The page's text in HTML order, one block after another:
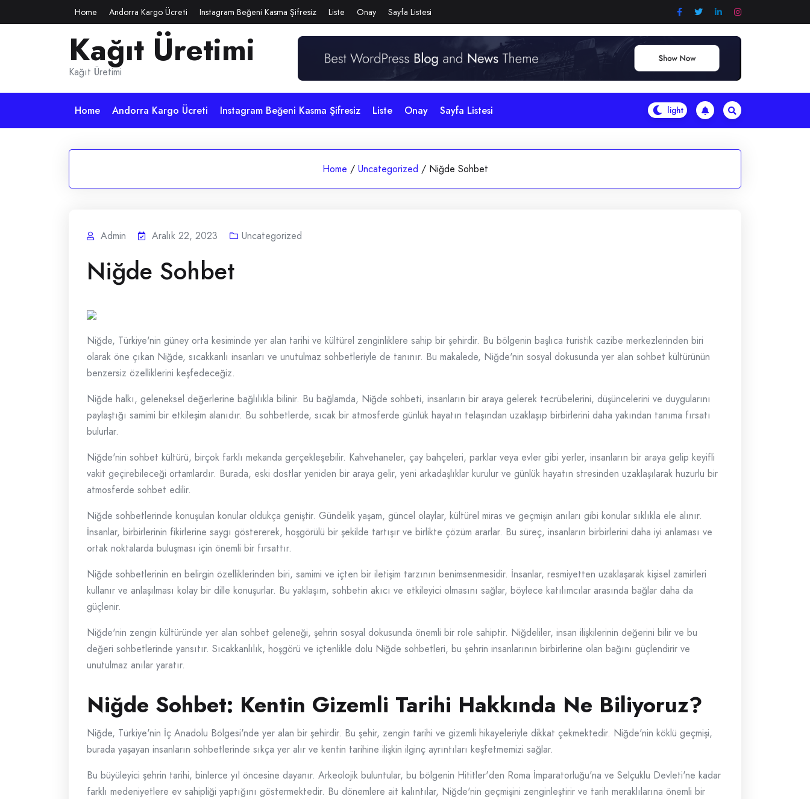
to
Home Andorra Kargo Ücreti Instagram Beğeni Kasma Şifresiz Liste Onay Sayfa Listesi
Kağıt Üretimi
Kağıt Üretimi
Home Andorra Kargo Ücreti Instagram Beğeni Kasma Şifresiz Liste Onay Sayfa Listesi
Home / Uncategorized / Niğde Sohbet
Admin Aralık 22, 2023 Uncategorized
Niğde Sohbet
Niğde, Türkiye'nin güney orta kesiminde yer alan tarihi ve kültürel zenginliklere sahip bir şehirdir. Bu bölgenin başlıca turistik cazibe merkezlerinden biri
olarak öne çıkan Niğde, sıcakkanlı insanları ve unutulmaz sohbetleriyle de tanınır. Bu makalede, Niğde'nin sosyal dokusunda yer alan sohbet kültürünün
benzersiz özelliklerini keşfedeceğiz.
Niğde halkı, geleneksel değerlerine bağlılıkla bilinir. Bu bağlamda, Niğde sohbeti, insanların bir araya gelerek tecrübelerini, düşüncelerini ve duygularını
paylaştığı samimi bir etkileşim alanıdır. Bu sohbetlerde, sıcak bir atmosferde günlük hayatın telaşından uzaklaşıp birbirlerini daha yakından tanıma fırsatı
bulurlar.
Niğde'nin sohbet kültürü, birçok farklı mekanda gerçekleşebilir. Kahvehaneler, çay bahçeleri, parklar veya evler gibi yerler, insanların bir araya gelip keyifli
vakit geçirebileceği ortamlardır. Burada, eski dostlar yeniden bir araya gelir, yeni arkadaşlıklar kurulur ve günlük hayatın stresinden uzaklaşılarak huzurlu bir
atmosferde sohbet edilir.
Niğde sohbetlerinde konuşulan konular oldukça geniştir. Gündelik yaşam, güncel olaylar, kültürel miras ve geçmişin anıları gibi konular sıklıkla ele alınır.
İnsanlar, birbirlerinin fikirlerine saygı göstererek, hoşgörülü bir şekilde tartışır ve birlikte çözüm ararlar. Bu süreç, insanların birbirlerini daha iyi anlaması ve
ortak noktalarda buluşması için önemli bir fırsattır.
Niğde sohbetlerinin en belirgin özelliklerinden biri, samimi ve içten bir iletişim tarzının benimsenmesidir. İnsanlar, resmiyetten uzaklaşarak kişisel zamirleri
kullanır ve anlaşılması kolay bir dille konuşurlar. Bu yaklaşım, sohbetin akıcı ve etkileyici olmasını sağlar, böylece katılımcılar arasında bağlar daha da
güçlenir.
Niğde'nin zengin kültüründe yer alan sohbet geleneği, şehrin sosyal dokusunda önemli bir role sahiptir. Niğdeliler, insan ilişkilerinin değerini bilir ve bu
değeri sohbetlerinde yansıtır. Sıcakkanlılık, hoşgörü ve içtenlikle dolu Niğde sohbetleri, bu şehrin insanlarının birbirlerine olan bağını güçlendirir ve
unutulmaz anılar yaratır.
Niğde Sohbet: Kentin Gizemli Tarihi Hakkında Ne Biliyoruz?
Niğde, Türkiye'nin İç Anadolu Bölgesi'nde yer alan bir şehirdir. Bu şehir, zengin tarihi ve gizemli hikayeleriyle dikkat çekmektedir. Niğde'nin köklü geçmişi,
burada yaşayan insanların sohbetlerinde sıkça yer alır ve kentin tarihine ilişkin ilginç ayrıntıları keşfetmemizi sağlar.
Bu büyüleyici şehrin tarihi, binlerce yıl öncesine dayanır. Arkeolojik buluntular, bu bölgenin Hititler'den Roma İmparatorluğu'na ve Selçuklu Devleti'ne kadar
farklı medeniyetlere ev sahipliği yaptığını göstermektedir. Bu dönemlere ait kalıntılar, Niğde'nin geçmişini zenginleştirir ve tarih meraklılarına önemli bir